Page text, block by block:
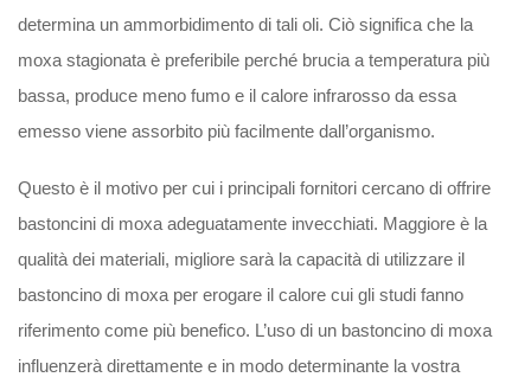
determina un ammorbidimento di tali oli. Ciò significa che la
moxa stagionata è preferibile perché brucia a temperatura più
bassa, produce meno fumo e il calore infrarosso da essa
emesso viene assorbito più facilmente dall’organismo.
Questo è il motivo per cui i principali fornitori cercano di offrire
bastoncini di moxa adeguatamente invecchiati. Maggiore è la
qualità dei materiali, migliore sarà la capacità di utilizzare il
bastoncino di moxa per erogare il calore cui gli studi fanno
riferimento come più benefico. L’uso di un bastoncino di moxa
influenzerà direttamente e in modo determinante la vostra